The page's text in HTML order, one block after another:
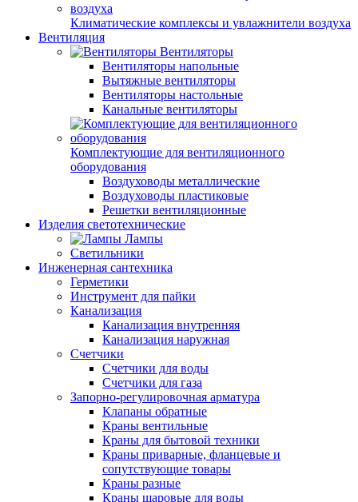
Климатические комплексы и увлажнители воздуха
Вентиляция
Вентиляторы
Вентиляторы напольные
Вытяжные вентиляторы
Вентиляторы настольные
Канальные вентиляторы
Комплектующие для вентиляционного
оборудования
Воздуховоды металлические
Воздуховоды пластиковые
Решетки вентиляционные
Изделия светотехнические
Лампы
Светильники
Инженерная сантехника
Герметики
Инструмент для пайки
Канализация
Канализация внутренняя
Канализация наружная
Счетчики
Счетчики для воды
Счетчики для газа
Запорно-регулировочная арматура
Клапаны обратные
Краны вентильные
Краны для бытовой техники
Краны приварные, фланцевые и
сопутствующие товары
Краны разные
Краны шаровые для воды